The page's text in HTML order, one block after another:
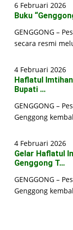
6 Februari 2026
Buku
GENGGONG –
secara resmi
4 Februari 2026
Haflatul
Bupati …
GENGGONG –
Genggong
4 Februari 2026
Gelar Haflatul
Genggong T…
GENGGONG –
Genggong